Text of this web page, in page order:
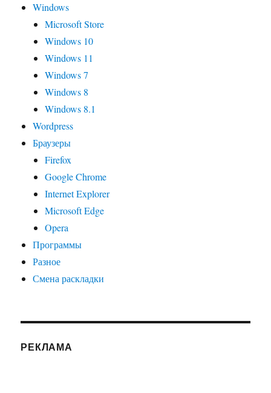
Windows
Microsoft Store
Windows 10
Windows 11
Windows 7
Windows 8
Windows 8.1
Wordpress
Браузеры
Firefox
Google Chrome
Internet Explorer
Microsoft Edge
Opera
Программы
Разное
Смена раскладки
РЕКЛАМА